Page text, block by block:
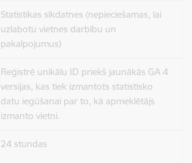
Statistikas sīkdatnes (nepieciešamas, lai
uzlabotu vietnes darbību un
pakalpojumus)
Reģistrē unikālu ID priekš jaunākās GA 4
versijas, kas tiek izmantots statistisko
datu iegūšanai par to, kā apmeklētājs
izmanto vietni.
24 stundas